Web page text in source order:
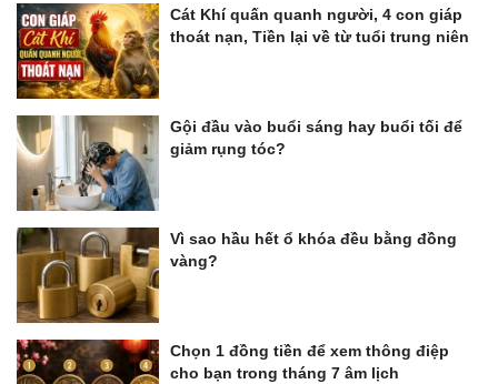
Cát Khí quấn quanh người, 4 con giáp
thoát nạn, Tiền lại về từ tuổi trung niên
Gội đầu vào buổi sáng hay buổi tối để
giảm rụng tóc?
Vì sao hầu hết ổ khóa đều bằng đồng
vàng?
Chọn 1 đồng tiền để xem thông điệp
cho bạn trong tháng 7 âm lịch